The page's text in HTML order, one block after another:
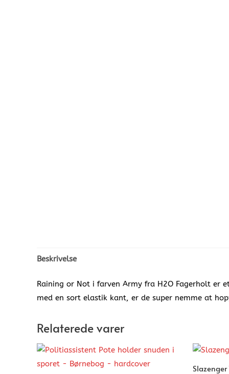
Beskrivelse
Raining or Not i farven Army fra H2O Fagerholt
med en sort elastik kant, er de super nemme at
Relaterede varer